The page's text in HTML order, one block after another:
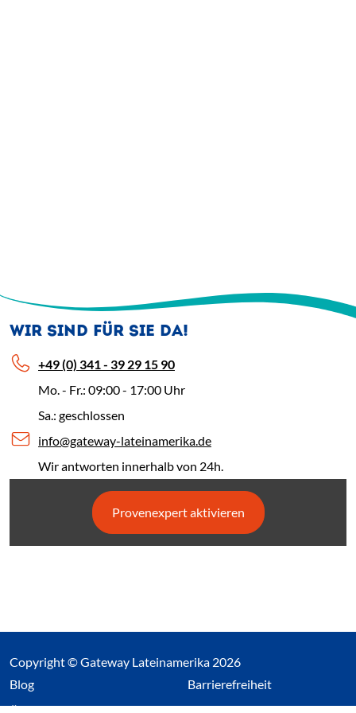
WIR SIND FÜR SIE DA!
+49 (0) 341 - 39 29 15 90
Mo. - Fr.: 09:00 - 17:00 Uhr
Sa.: geschlossen
info@gateway-lateinamerika.de
Wir antworten innerhalb von 24h.
Provenexpert aktivieren
Copyright © Gateway Lateinamerika 2026
Blog(Link öffnet einen neuen Tab)Barrierefreiheit